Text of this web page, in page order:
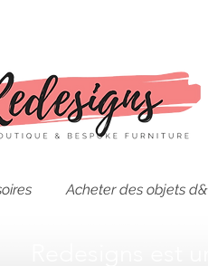
Acheter des objets